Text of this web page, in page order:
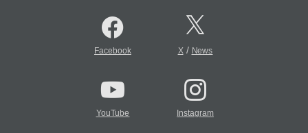
Facebook X/ News
YouTube Instagram